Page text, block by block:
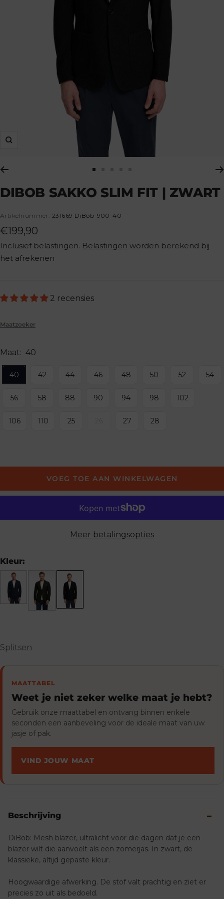
zoom
naar
1
naar
2
naar
3
naar
4
naar
DIBOB SAKKO SLIM FIT | ZWART
Artikelnummer: 231669 DiBob-900-40
Aanbiedingsprijs
€199,90
Inclusief belastingen. Belastingen worden berekend bij
het afrekenen
2 recensies
Maatzoeker
Maat: 40
40 42 44 46 48 50 52 54
56 58 88 90 94 98 102
106 110 25 27 28
VOEG TOE AAN WINKELWAGEN
Meer betalingsopties
Kleur:
Splitsen
MAATTABEL
Weet je niet zeker welke maat je hebt?
Gebruik onze maattabel en ontvang binnen enkele
seconden een aanbeveling voor de ideale maat van uw
jasje of pak.
VIND JOUW MAAT
Beschrijving
DiBob: Mesh blazer, ultralicht voor die dagen dat je een
blazer wilt die aanvoelt als een zomerjas. In zwart, de
klassieke, altijd gepaste kleur.
Hoogwaardige afwerking. De stof valt prachtig en ziet er
precies zo uit als bedoeld.